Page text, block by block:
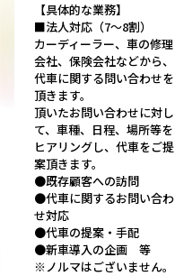
【具体的な業務】
■法人対応（7～8割）
カーディーラー、車の修理
会社、保険会社などから、
代車に関する問い合わせを
頂きます。
頂いたお問い合わせに対し
て、車種、日程、場所等を
ヒアリングし、代車をご提
案頂きます。
●既存顧客への訪問
●代車に関するお問い合わ
せ対応
●代車の提案・手配
●新車導入の企画 等
※ノルマはございません。